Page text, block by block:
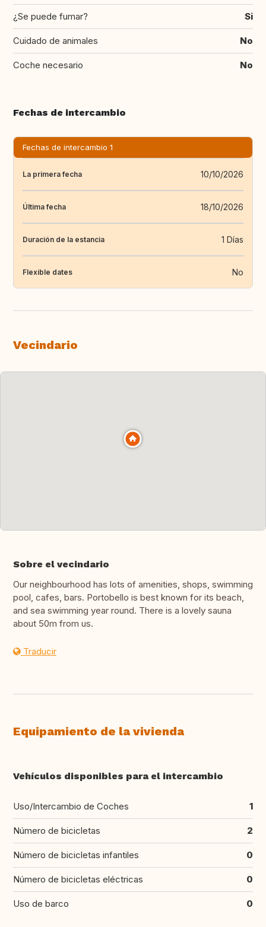
¿Se puede fumar? Si
Cuidado de animales No
Coche necesario No
Fechas de intercambio
Fechas de intercambio 1
La primera fecha 10/10/2026
Última fecha 18/10/2026
Duración de la estancia 1 Días
Flexible dates No
Vecindario
Sobre el vecindario
Our neighbourhood has lots of amenities, shops, swimming
pool, cafes, bars. Portobello is best known for its beach,
and sea swimming year round. There is a lovely sauna
about 50m from us.
Traducir
Equipamiento de la vivienda
Vehículos disponibles para el intercambio
Uso/Intercambio de Coches 1
Número de bicicletas 2
Número de bicicletas infantiles 0
Número de bicicletas eléctricas 0
Uso de barco 0